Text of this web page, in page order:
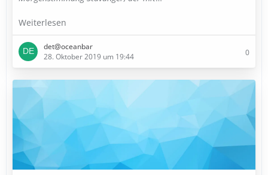
Weiterlesen
det@oceanbar
28. Oktober 2019 um 19:44
0